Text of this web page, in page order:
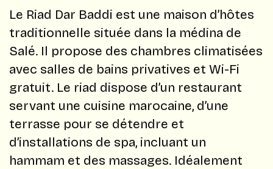
Le Riad Dar Baddi est une maison d’hôtes
traditionnelle située dans la médina de
Salé. Il propose des chambres climatisées
avec salles de bains privatives et Wi-Fi
gratuit. Le riad dispose d’un restaurant
servant une cuisine marocaine, d’une
terrasse pour se détendre et
d’installations de spa, incluant un
hammam et des massages. Idéalement